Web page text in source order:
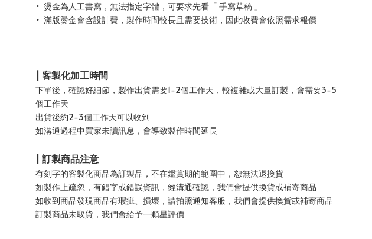
• 燙金為人工書寫，無法指定字體，可要求先看「 手寫草稿 」
• 滿版燙金會含設計費，製作時間較長且需要技術，因此收費會依照需求報價
| 客製化加工時間
下單後，確認好細節，製作出貨需要1-2個工作天，較複雜或大量訂製，會需要3-5
個工作天
出貨後約2-3個工作天可以收到
如溝通過程中買家未讀訊息，會導致製作時間延長
| 訂製商品注意
有刻字的客製化商品為訂製品，不在鑑賞期的範圍中，恕無法退換貨
如製作上疏忽，有錯字或錯誤資訊，經溝通確認，我們會提供換貨或補寄商品
如收到商品發現商品有瑕疵、損壞，請拍照通知客服，我們會提供換貨或補寄商品
訂製商品未取貨，我們會給予一顆星評價